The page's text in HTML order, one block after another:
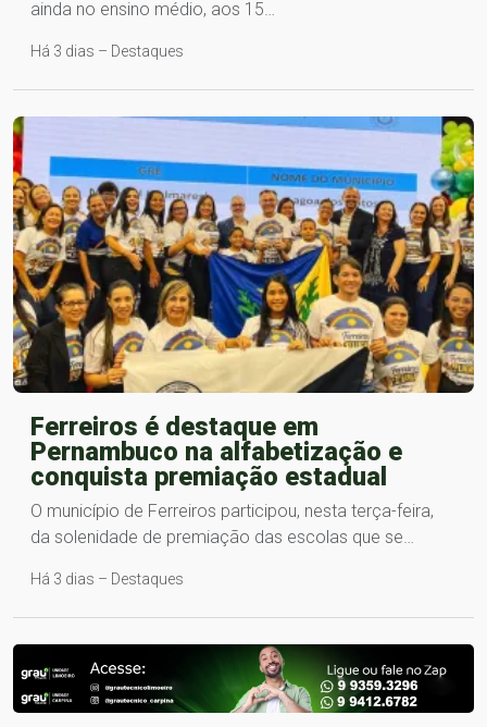
ainda no ensino médio, aos 15…
Há 3 dias – Destaques
Ferreiros é destaque em
Pernambuco na alfabetização e
conquista premiação estadual
O município de Ferreiros participou, nesta terça-feira,
da solenidade de premiação das escolas que se…
Há 3 dias – Destaques